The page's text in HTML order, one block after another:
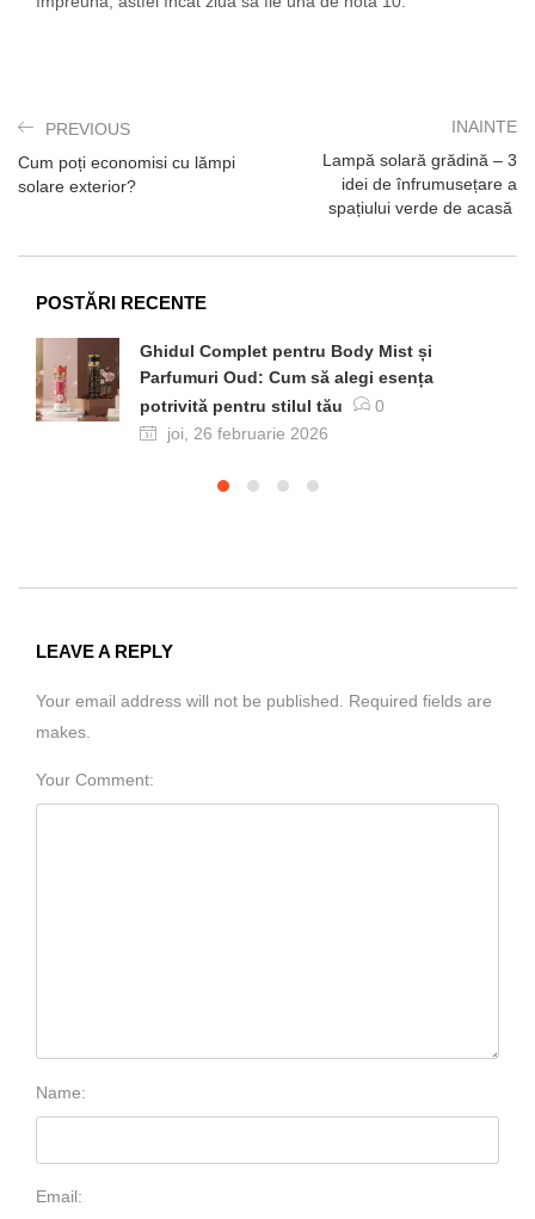
PREVIOUS
Cum poți economisi cu lămpi
solare exterior?
INAINTE
Lampă solară grădină – 3
idei de înfrumusețare a
spațiului verde de acasă
POSTĂRI RECENTE
Ghidul Complet pentru Body Mist și
Parfumuri Oud: Cum să alegi esența
potrivită pentru stilul tău
0
joi, 26 februarie 2026
LEAVE A REPLY
Your email address will not be published. Required fields are
makes.
Your Comment:
Name:
Email: